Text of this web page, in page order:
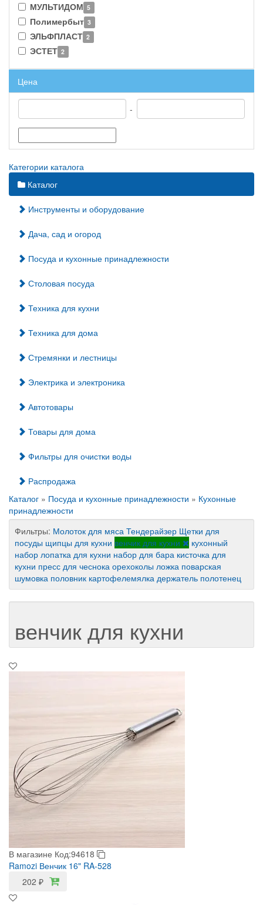
МУЛЬТИДОМ 5
Полимербыт 3
ЭЛЬФПЛАСТ 2
ЭСТЕТ 2
Цена
-
Категории каталога
Каталог
Инструменты и оборудование
Дача, сад и огород
Посуда и кухонные принадлежности
Столовая посуда
Техника для кухни
Техника для дома
Стремянки и лестницы
Электрика и электроника
Автотовары
Товары для дома
Фильтры для очистки воды
Распродажа
Каталог » Посуда и кухонные принадлежности » Кухонные
принадлежности
Фильтры: Молоток для мяса Тендерайзер Щетки для
посуды щипцы для кухни венчик для кухни
кухонный
набор лопатка для кухни набор для бара кисточка для
кухни пресс для чеснока орехоколы ложка поварская
шумовка половник картофелемялка держатель полотенец
венчик для кухни
В магазине Код:94618
Ramozi Венчик 16" RA-528
202 ₽